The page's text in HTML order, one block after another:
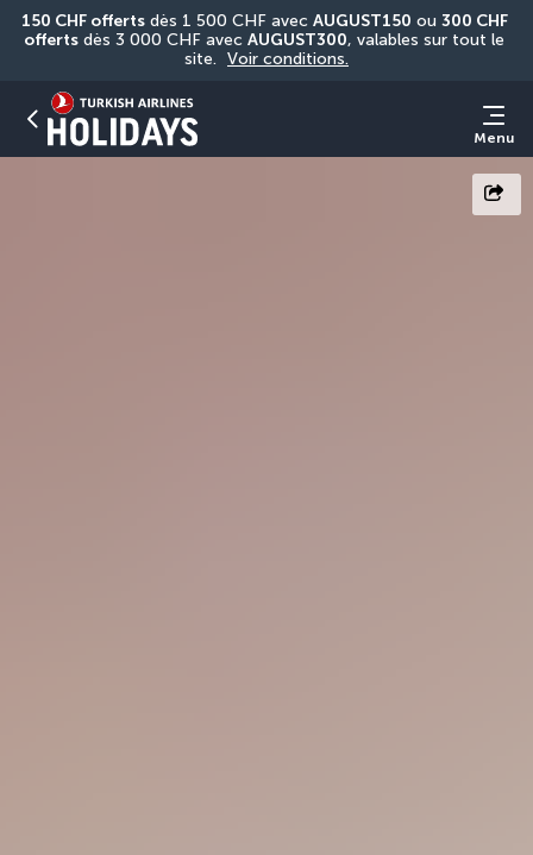
150 CHF offerts dès 1 500 CHF avec AUGUST150 ou 300 CHF
offerts dès 3 000 CHF avec AUGUST300, valables sur tout le
site. Voir conditions.
Menu